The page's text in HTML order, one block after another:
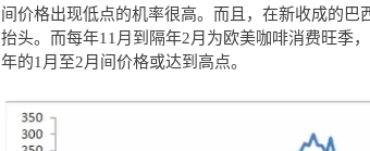
间价格出现低点的机率很高。而且，在新收成的
抬头。而每年11月到隔年2月为欧美咖啡消费旺季
年的1月至2月间价格或达到高点。